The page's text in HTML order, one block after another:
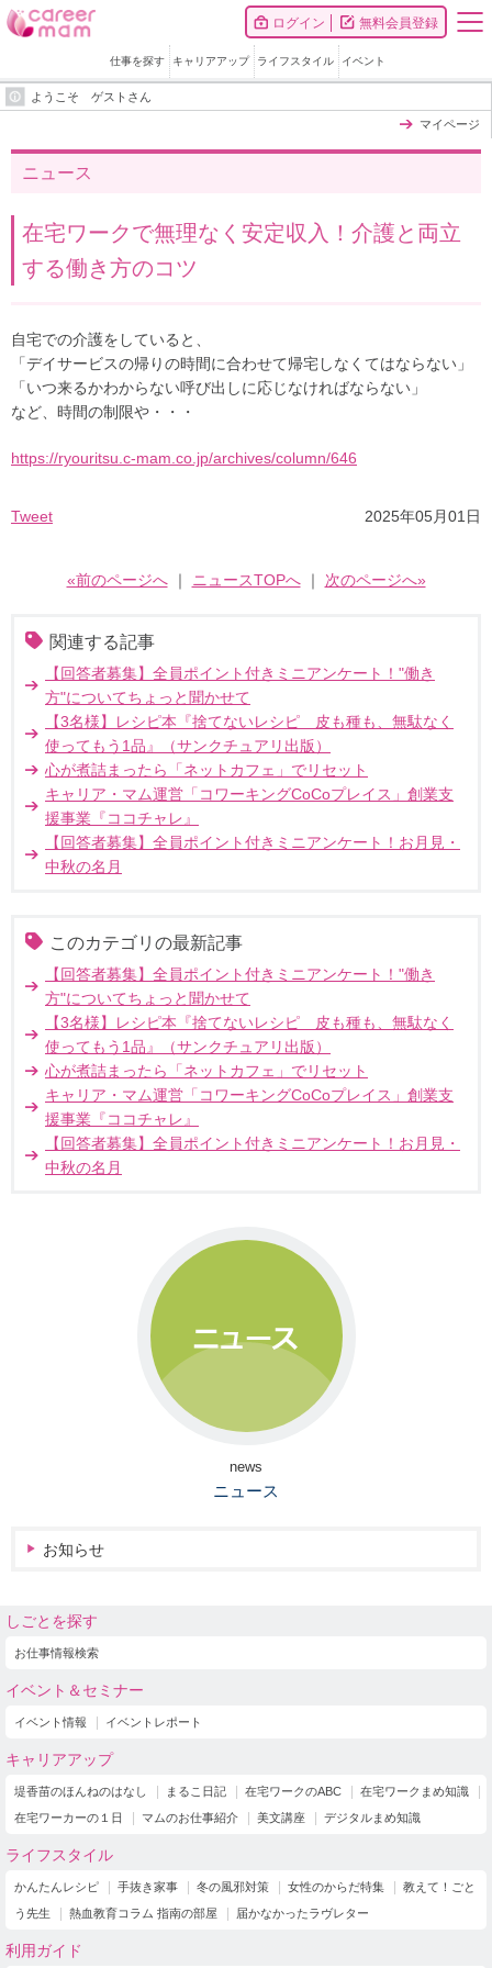
ログイン 無料会員登録
仕事を探す キャリアアップ ライフスタイル イベント
ようこそ ゲストさん
マイページ
ニュース
在宅ワークで無理なく安定収入！介護と両立
する働き方のコツ
自宅での介護をしていると、
「デイサービスの帰りの時間に合わせて帰宅しなくてはならない」
「いつ来るかわからない呼び出しに応じなければならない」
など、時間の制限や・・・
https://ryouritsu.c-mam.co.jp/archives/column/646
Tweet 2025年05月01日
«前のページへ｜ ニュースTOPへ｜ 次のページへ»
関連する記事
【回答者募集】全員ポイント付きミニアンケート！"働き
方"についてちょっと聞かせて
【3名様】レシピ本『捨てないレシピ 皮も種も、無駄なく
使ってもう1品』（サンクチュアリ出版）
心が煮詰まったら「ネットカフェ」でリセット
キャリア・マム運営「コワーキングCoCoプレイス」創業支
援事業『ココチャレ』
【回答者募集】全員ポイント付きミニアンケート！お月見・
中秋の名月
このカテゴリの最新記事
【回答者募集】全員ポイント付きミニアンケート！"働き
方"についてちょっと聞かせて
【3名様】レシピ本『捨てないレシピ 皮も種も、無駄なく
使ってもう1品』（サンクチュアリ出版）
心が煮詰まったら「ネットカフェ」でリセット
キャリア・マム運営「コワーキングCoCoプレイス」創業支
援事業『ココチャレ』
【回答者募集】全員ポイント付きミニアンケート！お月見・
中秋の名月
news
ニュース
お知らせ
しごとを探す
お仕事情報検索
イベント＆セミナー
イベント情報 イベントレポート
キャリアアップ
堤香苗のほんねのはなし まるこ日記 在宅ワークのABC
在宅ワークまめ知識
在宅ワーカーの１日
マムのお仕事紹介 美文講座 デジタルまめ知識
ライフスタイル
かんたんレシピ 手抜き家事 冬の風邪対策 女性のからだ特集
教えて！ごと
う先生
熱血教育コラム 指南の部屋 届かなかったラヴレター
利用ガイド